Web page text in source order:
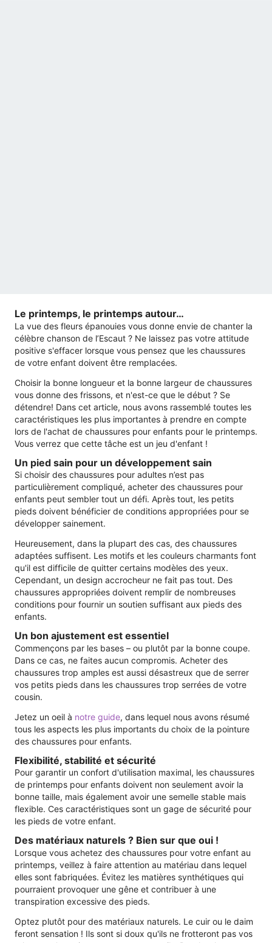
Le printemps, le printemps autour…
La vue des fleurs épanouies vous donne envie de chanter la
célèbre chanson de l’Escaut ? Ne laissez pas votre attitude
positive s'effacer lorsque vous pensez que les chaussures
de votre enfant doivent être remplacées.
Choisir la bonne longueur et la bonne largeur de chaussures
vous donne des frissons, et n'est-ce que le début ? Se
détendre! Dans cet article, nous avons rassemblé toutes les
caractéristiques les plus importantes à prendre en compte
lors de l'achat de chaussures pour enfants pour le printemps.
Vous verrez que cette tâche est un jeu d'enfant !
Un pied sain pour un développement sain
Si choisir des chaussures pour adultes n’est pas
particulièrement compliqué, acheter des chaussures pour
enfants peut sembler tout un défi. Après tout, les petits
pieds doivent bénéficier de conditions appropriées pour se
développer sainement.
Heureusement, dans la plupart des cas, des chaussures
adaptées suffisent. Les motifs et les couleurs charmants font
qu'il est difficile de quitter certains modèles des yeux.
Cependant, un design accrocheur ne fait pas tout. Des
chaussures appropriées doivent remplir de nombreuses
conditions pour fournir un soutien suffisant aux pieds des
enfants.
Un bon ajustement est essentiel
Commençons par les bases – ou plutôt par la bonne coupe.
Dans ce cas, ne faites aucun compromis. Acheter des
chaussures trop amples est aussi désastreux que de serrer
vos petits pieds dans les chaussures trop serrées de votre
cousin.
Jetez un oeil à notre guide, dans lequel nous avons résumé
tous les aspects les plus importants du choix de la pointure
des chaussures pour enfants.
Flexibilité, stabilité et sécurité
Pour garantir un confort d'utilisation maximal, les chaussures
de printemps pour enfants doivent non seulement avoir la
bonne taille, mais également avoir une semelle stable mais
flexible. Ces caractéristiques sont un gage de sécurité pour
les pieds de votre enfant.
Des matériaux naturels ? Bien sur que oui !
Lorsque vous achetez des chaussures pour votre enfant au
printemps, veillez à faire attention au matériau dans lequel
elles sont fabriquées. Évitez les matières synthétiques qui
pourraient provoquer une gêne et contribuer à une
transpiration excessive des pieds.
Optez plutôt pour des matériaux naturels. Le cuir ou le daim
feront sensation ! Ils sont si doux qu'ils ne frotteront pas vos